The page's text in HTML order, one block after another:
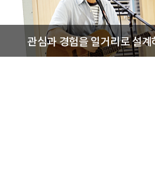
관심과 경험을 일거리로 설계